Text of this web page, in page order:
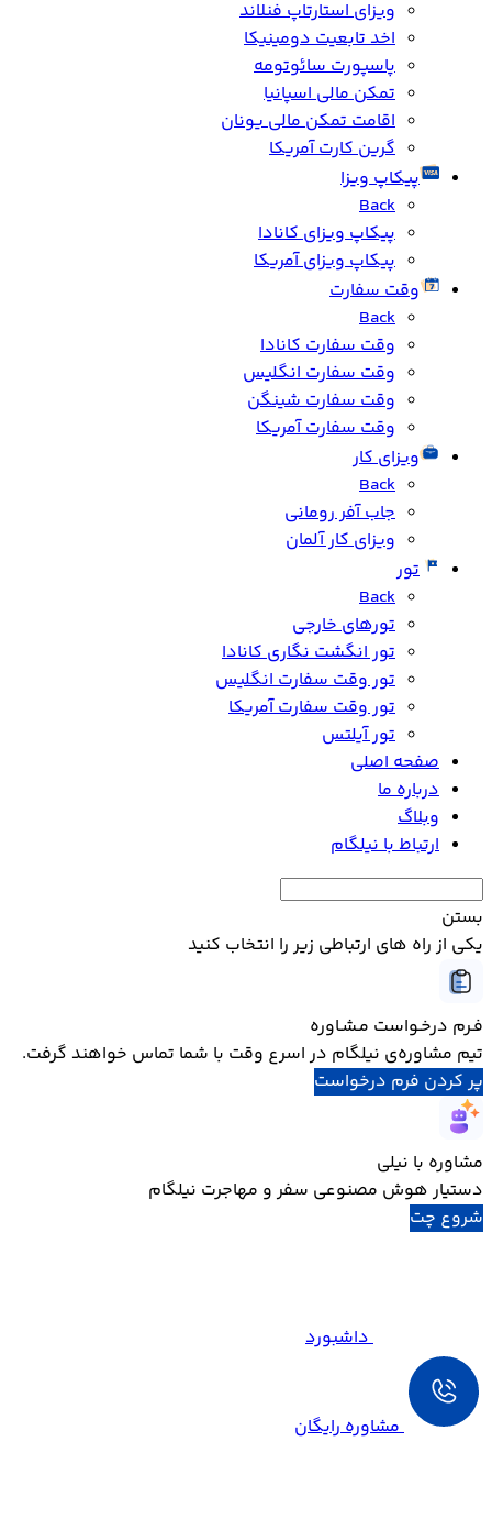
ویزای استارتاپ فنلاند
اخد تابعیت دومینیکا
پاسپورت سائوتومه
تمکن مالی اسپانیا
اقامت تمکن مالی یونان
گرین کارت آمریکا
پیکاپ ویزا
Back
پیکاپ ویزای کانادا
پیکاپ ویزای آمریکا
وقت سفارت
Back
وقت سفارت کانادا
وقت سفارت انگلیس
وقت سفارت شینگن
وقت سفارت آمریکا
ویزای کار
Back
جاب آفر رومانی
ویزای کار آلمان
تور
Back
تورهای خارجی
تور انگشت نگاری کانادا
تور وقت سفارت انگلیس
تور وقت سفارت آمریکا
تور آیلتس
صفحه اصلی
درباره ما
وبلاگ
ارتباط با نیلگام
بستن
یکی از راه های ارتباطی زیر را انتخاب کنید
فـرم درخـواست مـشـاوره
تیم مشاوره‌ی نیلگام در اسرع وقت با شما تماس خواهند گرفت.
پر کردن فرم درخواست
مشاوره با نیلی
دستیار هوش مصنوعی سفر و مهاجرت نیلگام
شروع چت
داشبورد
مشاوره رایگان